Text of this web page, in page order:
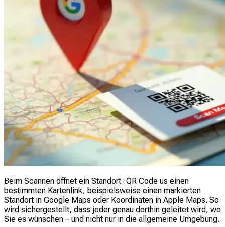
Beim Scannen öffnet ein Standort- QR Code us einen
bestimmten Kartenlink, beispielsweise einen markierten
Standort in Google Maps oder Koordinaten in Apple Maps. So
wird sichergestellt, dass jeder genau dorthin geleitet wird, wo
Sie es wünschen – und nicht nur in die allgemeine Umgebung.